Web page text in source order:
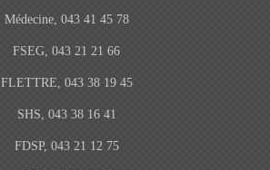
Médecine, 043 41 45 78
FSEG, 043 21 21 66
FLETTRE, 043 38 19 45
SHS, 043 38 16 41
FDSP, 043 21 12 75